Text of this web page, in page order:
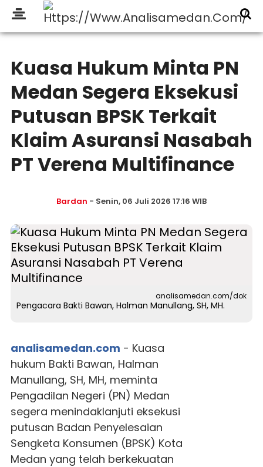
Kuasa Hukum Minta PN
Medan Segera Eksekusi
Putusan BPSK Terkait
Klaim Asuransi Nasabah
PT Verena Multifinance
Bardan - Senin, 06 Juli 2026 17:16 WIB
analisamedan.com/dok
Pengacara Bakti Bawan, Halman Manullang, SH, MH.
analisamedan.com - Kuasa
hukum Bakti Bawan, Halman
Manullang, SH, MH, meminta
Pengadilan Negeri (PN) Medan
segera menindaklanjuti eksekusi
putusan Badan Penyelesaian
Sengketa Konsumen (BPSK) Kota
Medan yang telah berkekuatan